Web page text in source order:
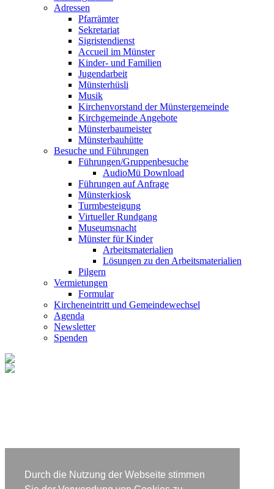
Durch die Nutzung der Webseite stimmen
Adressen
Pfarrämter
Sekretariat
Sigristendienst
Accueil im Münster
Kinder- und Familien
Jugendarbeit
Münsterhüsli
Musik
Kirchenvorstand der Münstergemeinde
Kirchgemeinde Angebote
Münsterbaumeister
Münsterbauhütte
Besuche und Führungen
Führungen/Gruppenbesuche
AudioMü Download
Führungen auf Anfrage
Münsterkiosk
Turmbesteigung
Virtueller Rundgang
Museumsnacht
Münster für Kinder
Arbeitsmaterialien
Lösungen zu den Arbeitsmaterialien
Pilgern
Vermietungen
Formular
Kircheneintritt und Gemeindewechsel
Agenda
Newsletter
Spenden